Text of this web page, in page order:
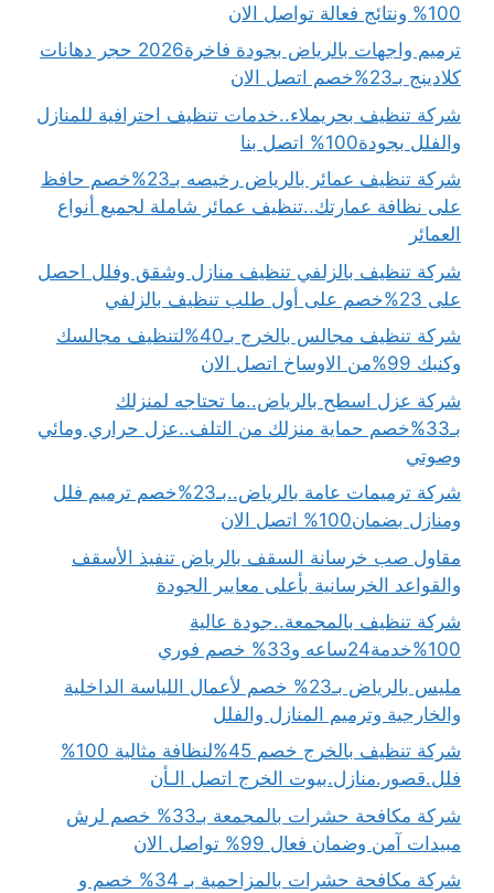
100% ونتائج فعالة تواصل الان
ترميم واجهات بالرياض بجودة فاخرة2026 حجر دهانات
كلادينج بـ23%خصم اتصل الان
شركة تنظيف بحريملاء..خدمات تنظيف احترافية للمنازل
والفلل بجودة100% اتصل بنا
شركة تنظيف عمائر بالرياض رخيصه بـ23%خصم حافظ
على نظافة عمارتك..تنظيف عمائر شاملة لجميع أنواع
العمائر
شركة تنظيف بالزلفي تنظيف منازل وشقق وفلل احصل
على 23%خصم على أول طلب تنظيف بالزلفي
شركة تنظيف مجالس بالخرج بـ40%لتنظيف مجالسك
وكنبك 99%من الاوساخ اتصل الان
شركة عزل اسطح بالرياض..ما تحتاجه لمنزلك
بـ33%خصم حماية منزلك من التلف..عزل حراري ومائي
وصوتي
شركة ترميمات عامة بالرياض..بـ23%خصم ترميم فلل
ومنازل بضمان100% اتصل الان
مقاول صب خرسانة السقف بالرياض تنفيذ الأسقف
والقواعد الخرسانية بأعلى معايير الجودة
شركة تنظيف بالمجمعة..جودة عالية
100%خدمة24ساعه و33% خصم فوري
مليس بالرياض بـ23% خصم لأعمال اللياسة الداخلية
والخارجية وترميم المنازل والفلل
شركة تنظيف بالخرج خصم 45%لنظافة مثالية 100%
فلل.قصور.منازل.بيوت الخرج اتصل الـأن
شركة مكافحة حشرات بالمجمعة بـ33% خصم لرش
مبيدات آمن وضمان فعال 99% تواصل الان
شركة مكافحة حشرات بالمزاحمية بـ 34% خصم و